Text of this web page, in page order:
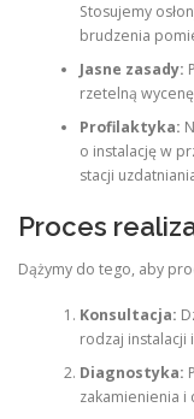
Stosujemy
brudzenia
Jasne zasady:
rzetelną
Profilaktyka:
o instalację w
stacji
Proces
Dążymy do tego, aby
Konsultacja:
rodzaj
Diagnostyka:
zakamienienia i